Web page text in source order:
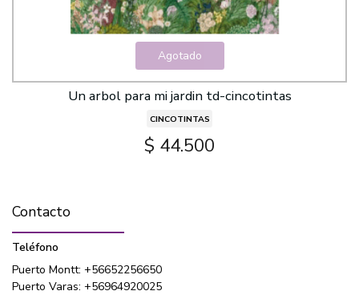
Agotado
Un arbol para mi jardin td-cincotintas
CINCOTINTAS
$ 44.500
Contacto
Teléfono
Puerto Montt: +56652256650
Puerto Varas: +56964920025